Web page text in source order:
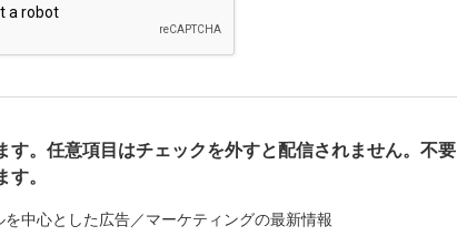
。任意項目はチェックを外すと配信されません。不要
。
を中心とした広告／マーケティングの最新情報